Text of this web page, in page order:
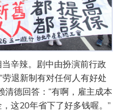
辛辣。剧中由扮演前行政
劳退新制有对任何人有好处
清德回答：“有啊，雇主成本
这20年省下了好多钱喔。”